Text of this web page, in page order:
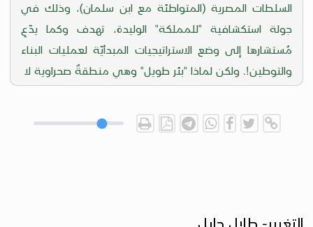
السلطات المصرية (المتواطئة مع ابن سلمان)، وذلك في
جولة استكشافية "للمملكة" الوليدة، تهدف وكما يدّعِ
مُستشارها إلى وضع الاستراتيجيات المبدأيّة لعمليات البناء
والتوطين!. ولكن لماذا "بئر طويل" وهي منطقةٌ صحراوية لا
التغيير- طلال حايل